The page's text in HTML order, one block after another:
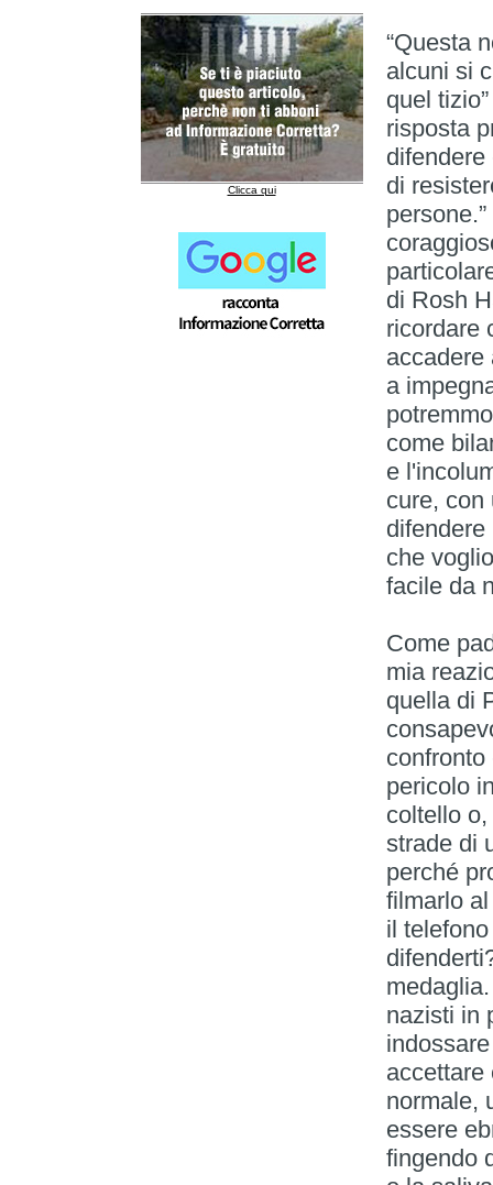
Clicca qui
“Questa
alcuni si
quel
risposta
difendere
di
di Rosh
ricordare
accadere
a
come
e
cure, con
che
facile da
Come
mia
quella di
pericolo
coltello
strade di
perché
filmarlo
il
nazisti in
accettare
normale,
essere
fingendo